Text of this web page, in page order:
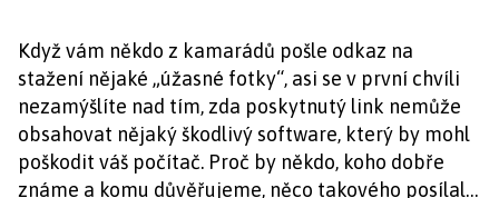
Když vám někdo z kamarádů pošle odkaz na
stažení nějaké „úžasné fotky“, asi se v první chvíli
nezamýšlíte nad tím, zda poskytnutý link nemůže
obsahovat nějaký škodlivý software, který by mohl
poškodit váš počítač. Proč by někdo, koho dobře
známe a komu důvěřujeme, něco takového posílal…